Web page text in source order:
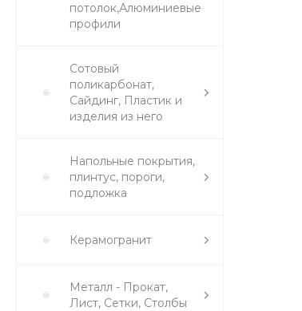
потолок,Алюминиевые
профили
Сотовый
поликарбонат,
Сайдинг, Пластик и
изделия из него
Напольные покрытия,
плинтус, пороги,
подложка
Керамогранит
Металл - Прокат,
Лист, Сетки, Столбы